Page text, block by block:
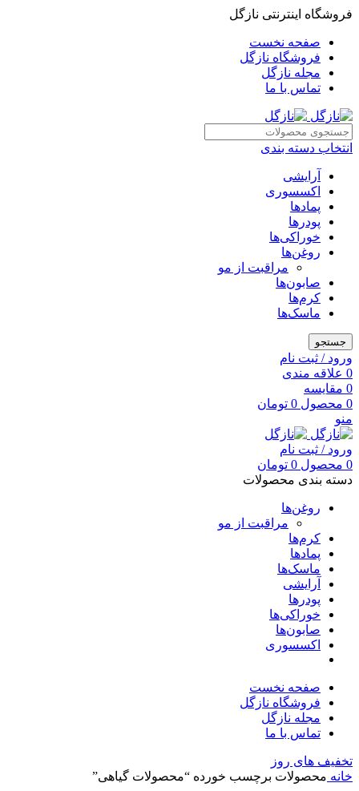
فروشگاه اینترنتی نازگل
صفحه نخست
فروشگاه نازگل
مجله نازگل
تماس با ما
انتخاب دسته بندی
آرایشی
اکسسوری
پمادها
پودرها
خوراکی‌ها
روغن‌ها
مراقبت از مو
صابون‌ها
کرم‌ها
ماسک‌ها
جستجو
ورود / ثبت نام
0 علاقه مندی
0 مقایسه
0 محصول 0 تومان
منو
ورود / ثبت نام
0 محصول 0 تومان
دسته بندی محصولات
روغن‌ها
مراقبت از مو
کرم‌ها
پمادها
ماسک‌ها
آرایشی
پودرها
خوراکی‌ها
صابون‌ها
اکسسوری
صفحه نخست
فروشگاه نازگل
مجله نازگل
تماس با ما
تخفیف های روز
خانه محصولات برچسب خورده “محصولات گیاهی”